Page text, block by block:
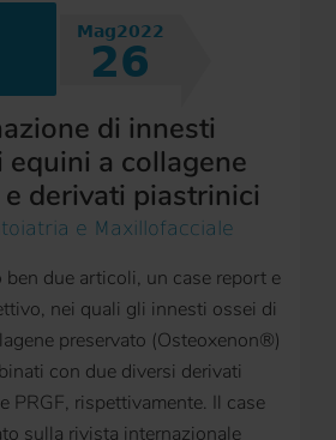
Mag2022
26
di innesti
a collagene
derivati piastrinici
e Maxillofacciale
due articoli, un case report e
nei quali gli innesti ossei di
preservato (Osteoxenon®)
con due diversi derivati
PRGF, rispettivamente. Il case
sulla rivista internazionale